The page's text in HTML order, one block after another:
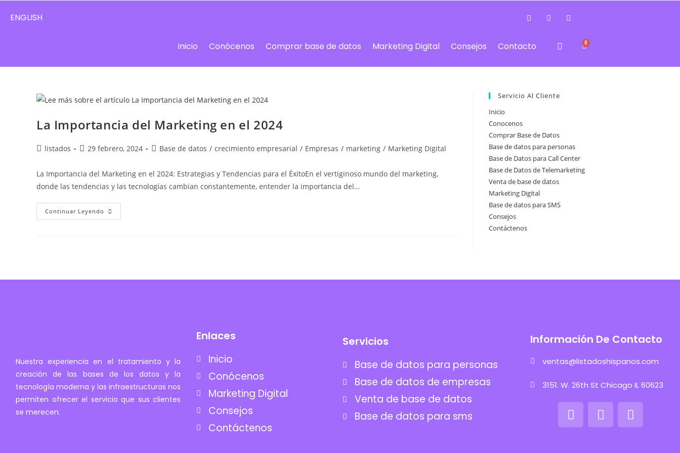
ENGLISH
Inicio Conócenos Comprar base de datos Marketing Digital Consejos Contacto 0
La Importancia del Marketing en el 2024
listados 29 febrero, 2024 Base de datos / crecimiento empresarial / Empresas / marketing / Marketing Digital
La Importancia del Marketing en el 2024: Estrategias y Tendencias para el ÉxitoEn el vertiginoso mundo del marketing,
donde las tendencias y las tecnologías cambian constantemente, entender la importancia del…
Continuar Leyendo
Servicio Al Cliente
Inicio
Conocenos
Comprar Base de Datos
Base de datos para personas
Base de Datos para Call Center
Base de Datos de Telemarketing
Venta de base de datos
Marketing Digital
Base de datos para SMS
Consejos
Contáctenos
Nuestra experiencia en el tratamiento y la
creación de las bases de los datos y la
tecnología moderna y las infraestructuras nos
permiten ofrecer el servicio que sus clientes
se merecen.
Enlaces
Inicio
Conócenos
Marketing Digital
Consejos
Contáctenos
Servicios
Base de datos para personas
Base de datos de empresas
Venta de base de datos
Base de datos para sms
Información De Contacto
ventas@listadoshispanos.com
3151. W. 26th St Chicago IL 60623